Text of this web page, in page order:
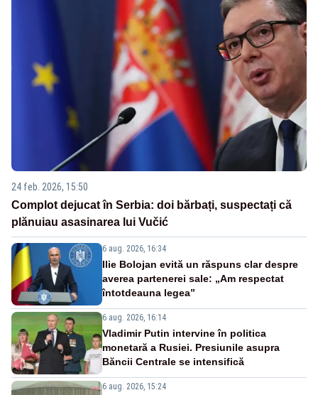
24 feb. 2026, 15:50
Complot dejucat în Serbia: doi bărbați, suspectați că
plănuiau asasinarea lui Vučić
6 aug. 2026, 16:34
Ilie Bolojan evită un răspuns clar despre
averea partenerei sale: „Am respectat
întotdeauna legea”
6 aug. 2026, 16:14
Vladimir Putin intervine în politica
monetară a Rusiei. Presiunile asupra
Băncii Centrale se intensifică
6 aug. 2026, 15:24